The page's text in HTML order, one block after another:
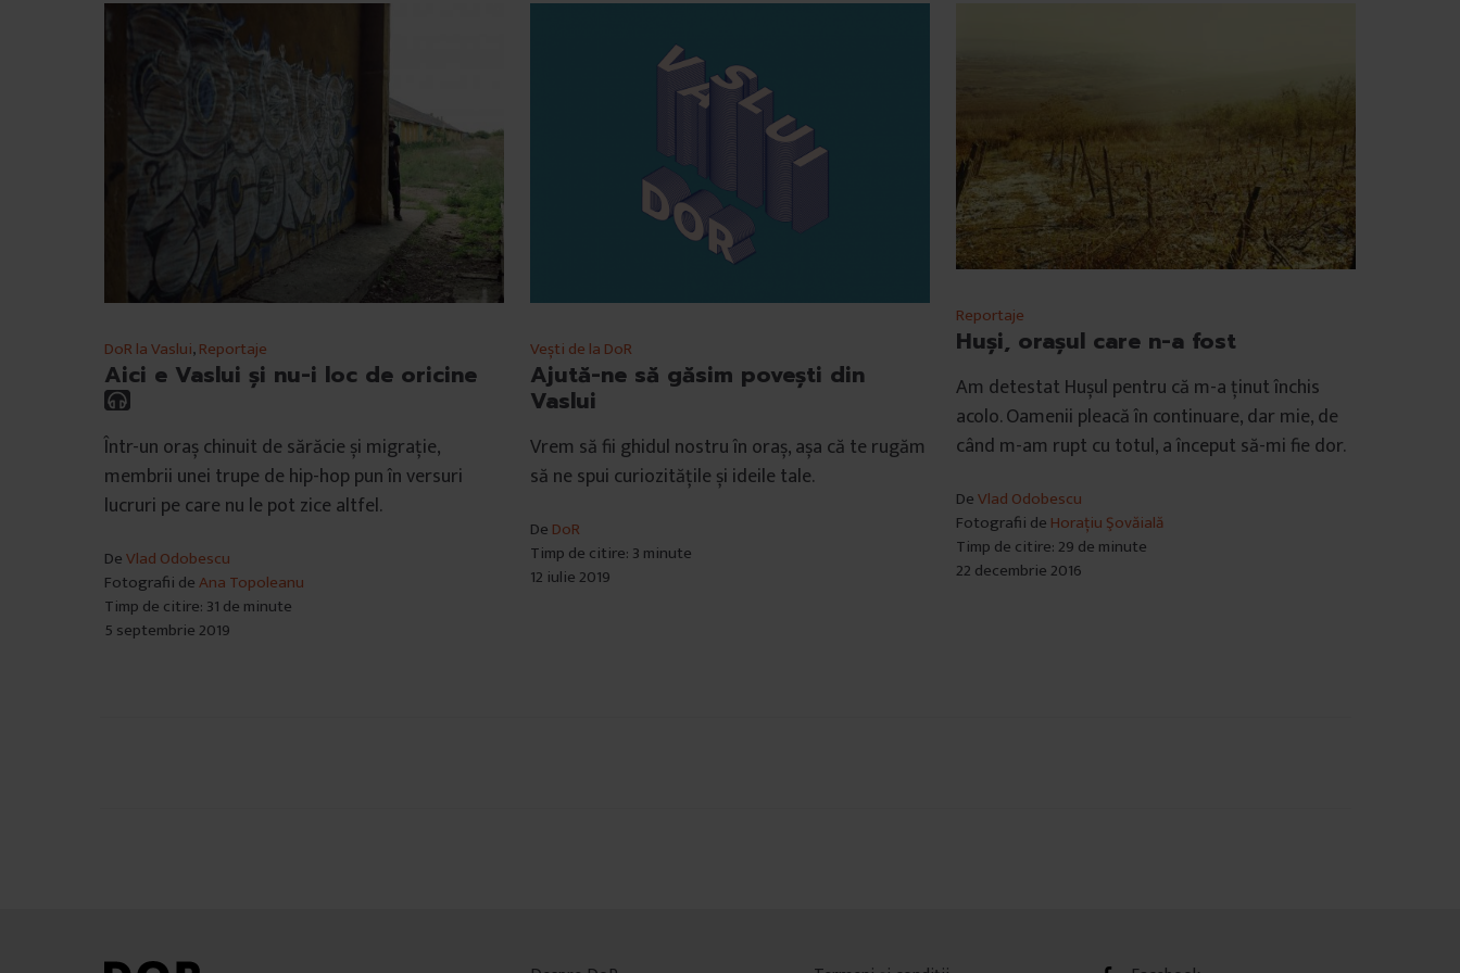
u
l
DoR la Vaslui,Reportaje
Aici e Vaslui și nu-i loc de oricine
Într-un oraș chinuit de sărăcie și migrație,
membrii unei trupe de hip-hop pun în versuri
lucruri pe care nu le pot zice altfel.
DeVlad Odobescu
Fotografii deAna Topoleanu
Timp de citire: 31 de minute
5 septembrie 2019
Vești de la DoR
Ajută-ne să găsim povești din
Vaslui
Vrem să fii ghidul nostru în oraș, așa că te rugăm
să ne spui curiozitățile și ideile tale.
De DoR
Timp de citire: 3 minute
12 iulie 2019
Reportaje
Huși, orașul care n-a fost
Am detestat Hușul pentru că m-a ținut închis
acolo. Oamenii pleacă în continuare, dar mie, de
când m-am rupt cu totul, a început să-mi fie dor.
DeVlad Odobescu
Fotografii de Horațiu Şovăială
Timp de citire: 29 de minute
22 decembrie 2016